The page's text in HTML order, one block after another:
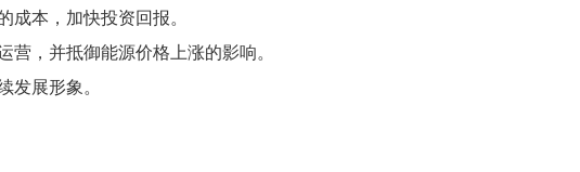
本，加快投资回报。
，并抵御能源价格上涨的影响。
发展形象。